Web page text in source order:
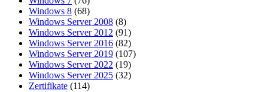
Windows 8 (68)
Windows Server 2008 (8)
Windows Server 2012 (91)
Windows Server 2016 (82)
Windows Server 2019 (107)
Windows Server 2022 (19)
Windows Server 2025 (32)
Zertifikate (114)